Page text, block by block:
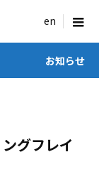
menu
お知らせ
グフレイ